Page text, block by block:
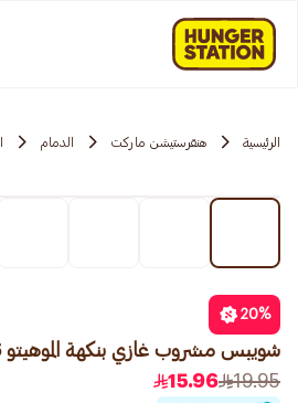
الرئيسية هنقرستيشن ماركت الدمام
20%
شويبس مشروب غازي بنكهة الموهيتو 6×250مل
19.95
15.96